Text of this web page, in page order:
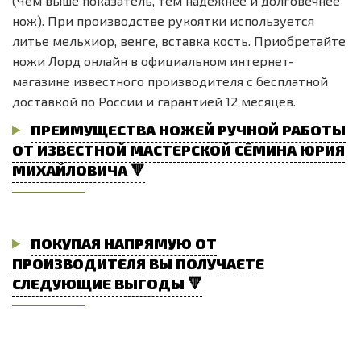
нож). При производстве рукоятки используется
литье мельхиор, венге, вставка кость. Приобретайте
ножи Лорд онлайн в официальном интернет-
магазине известного производителя с бесплатной
доставкой по России и гарантией 12 месяцев.
ПРЕИМУЩЕСТВА НОЖЕЙ РУЧНОЙ РАБОТЫ
ОТ ИЗВЕСТНОЙ МАСТЕРСКОЙ СЁМИНА ЮРИЯ
МИХАЙЛОВИЧА 🔻
ПОКУПАЯ НАПРЯМУЮ ОТ
ПРОИЗВОДИТЕЛЯ ВЫ ПОЛУЧАЕТЕ
СЛЕДУЮЩИЕ ВЫГОДЫ 🔻